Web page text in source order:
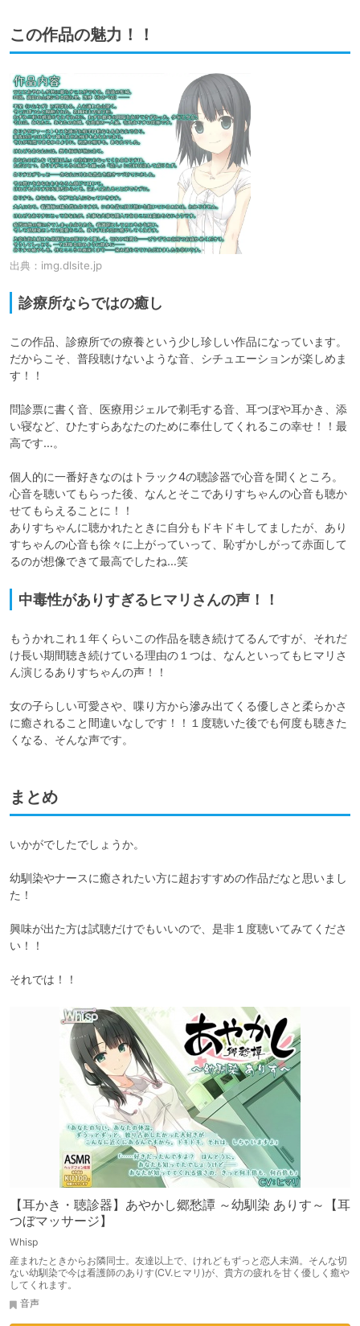
この作品の魅力！！
出典： img.dlsite.jp
診療所ならではの癒し
この作品、診療所での療養という少し珍しい作品になっています。
だからこそ、普段聴けないような音、シチュエーションが楽しめま
す！！
問診票に書く音、医療用ジェルで剃毛する音、耳つぼや耳かき、添
い寝など、ひたすらあなたのために奉仕してくれるこの幸せ！！最
高です…。
個人的に一番好きなのはトラック4の聴診器で心音を聞くところ。
心音を聴いてもらった後、なんとそこでありすちゃんの心音も聴か
せてもらえることに！！
ありすちゃんに聴かれたときに自分もドキドキしてましたが、あり
すちゃんの心音も徐々に上がっていって、恥ずかしがって赤面して
るのが想像できて最高でしたね…笑
中毒性がありすぎるヒマリさんの声！！
もうかれこれ１年くらいこの作品を聴き続けてるんですが、それだ
け長い期間聴き続けている理由の１つは、なんといってもヒマリさ
ん演じるありすちゃんの声！！
女の子らしい可愛さや、喋り方から滲み出てくる優しさと柔らかさ
に癒されること間違いなしです！！１度聴いた後でも何度も聴きた
くなる、そんな声です。
まとめ
いかがでしたでしょうか。
幼馴染やナースに癒されたい方に超おすすめの作品だなと思いまし
た！
興味が出た方は試聴だけでもいいので、是非１度聴いてみてくださ
い！！
それでは！！
【耳かき・聴診器】あやかし郷愁譚 ～幼馴染 ありす～【耳
つぼマッサージ】
Whisp
産まれたときからお隣同士。友達以上で、けれどもずっと恋人未満。そんな切
ない幼馴染で今は看護師のありす(CV.ヒマリ)が、貴方の疲れを甘く優しく癒や
してくれます。
音声